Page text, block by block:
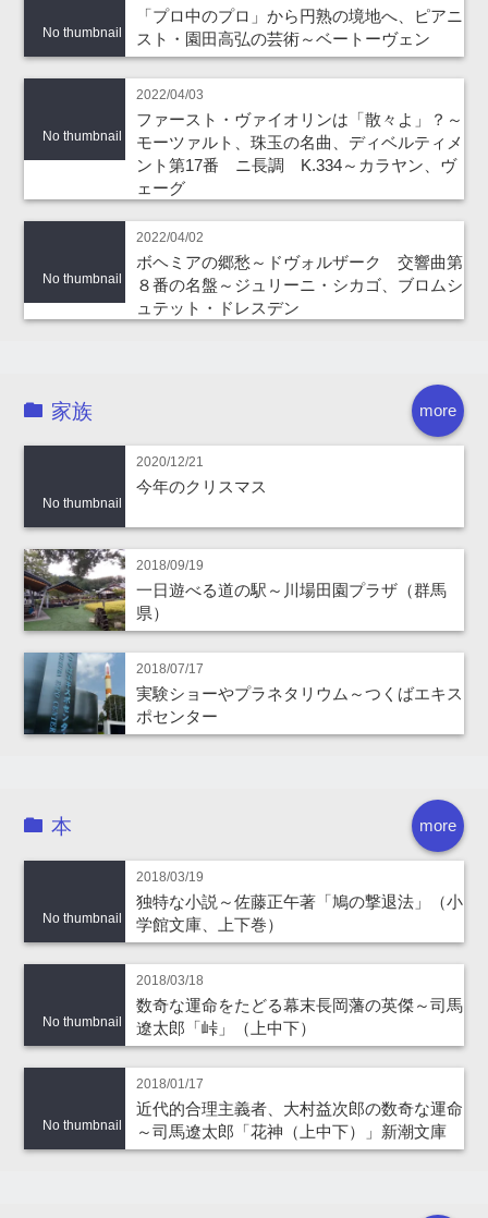
No thumbnail
「プロ中のプロ」から円熟の境地へ、ピアニ
スト・園田高弘の芸術～ベートーヴェン
No thumbnail
2022/04/03
ファースト・ヴァイオリンは「散々よ」？～
モーツァルト、珠玉の名曲、ディベルティメ
ント第17番 ニ長調 K.334～カラヤン、ヴ
ェーグ
No thumbnail
2022/04/02
ボヘミアの郷愁～ドヴォルザーク 交響曲第
８番の名盤～ジュリーニ・シカゴ、ブロムシ
ュテット・ドレスデン
more
家族
No thumbnail
2020/12/21
今年のクリスマス
2018/09/19
一日遊べる道の駅～川場田園プラザ（群馬
県）
2018/07/17
実験ショーやプラネタリウム～つくばエキス
ポセンター
more
本
No thumbnail
2018/03/19
独特な小説～佐藤正午著「鳩の撃退法」（小
学館文庫、上下巻）
No thumbnail
2018/03/18
数奇な運命をたどる幕末長岡藩の英傑～司馬
遼太郎「峠」（上中下）
No thumbnail
2018/01/17
近代的合理主義者、大村益次郎の数奇な運命
～司馬遼太郎「花神（上中下）」新潮文庫